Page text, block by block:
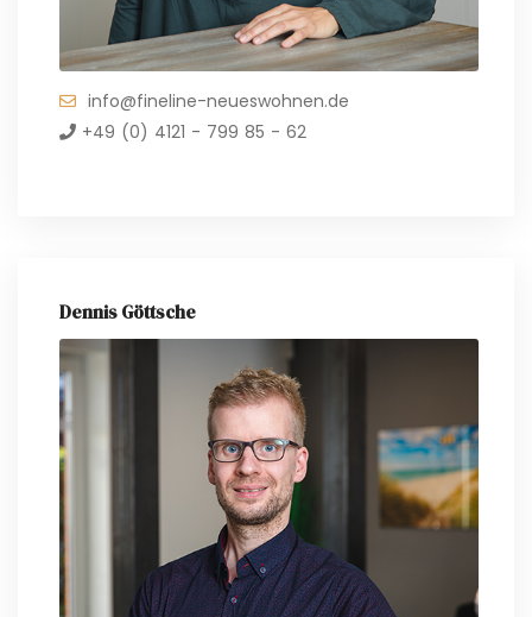
info@fineline-neueswohnen.de
+49 (0) 4121 - 799 85 - 62
Dennis Göttsche